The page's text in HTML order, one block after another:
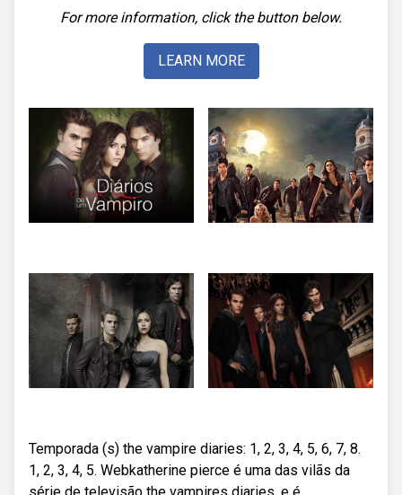
For more information, click the button below.
LEARN MORE
Temporada (s) the vampire diaries: 1, 2, 3, 4, 5, 6, 7, 8.
1, 2, 3, 4, 5. Webkatherine pierce é uma das vilãs da